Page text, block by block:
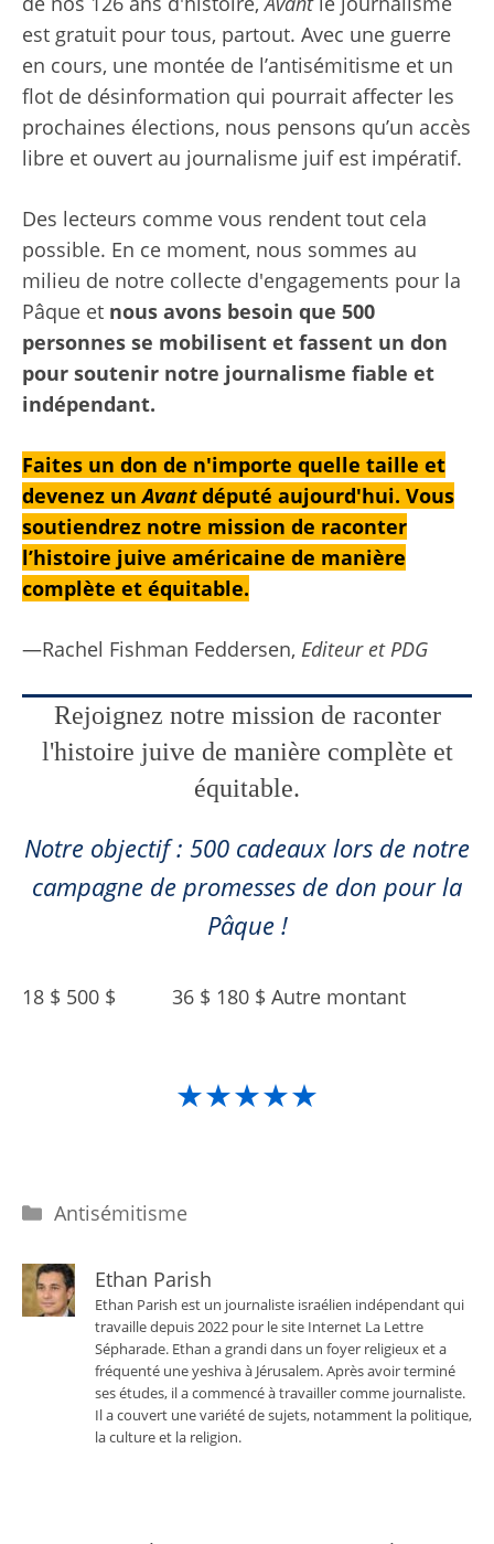
est gratuit pour tous, partout. Avec une guerre
en cours, une montée de l’antisémitisme et un
flot de désinformation qui pourrait affecter les
prochaines élections, nous pensons qu’un accès
libre et ouvert au journalisme juif est impératif.
Des lecteurs comme vous rendent tout cela
possible. En ce moment, nous sommes au
milieu de notre collecte d'engagements pour la
Pâque et nous avons besoin que 500
personnes se mobilisent et fassent un don
pour soutenir notre journalisme fiable et
indépendant.
Faites un don de n'importe quelle taille et
devenez unAvantdéputé aujourd'hui. Vous
soutiendrez notre mission de raconter
l’histoire juive américaine de manière
complète et équitable.
—Rachel Fishman Feddersen, Editeur et PDG
Rejoignez notre mission de raconter
l'histoire juive de manière complète et
équitable.
Notre objectif : 500 cadeaux lors de notre
campagne de promesses de don pour la
Pâque !
18 $ 500 $ 36 $ 180 $ Autre montant
★★★★★
Catégories
Antisémitisme
Ethan Parish
Ethan Parish est un journaliste israélien indépendant qui
travaille depuis 2022 pour le site Internet La Lettre
Sépharade. Ethan a grandi dans un foyer religieux et a
fréquenté une yeshiva à Jérusalem. Après avoir terminé
ses études, il a commencé à travailler comme journaliste.
Il a couvert une variété de sujets, notamment la politique,
la culture et la religion.